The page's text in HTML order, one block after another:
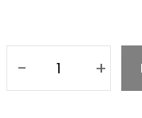
+
-